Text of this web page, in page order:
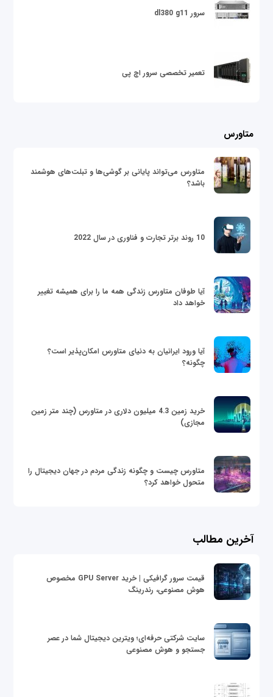
سرور dl380 g11
تعمیر تخصصی سرور اچ پی
متاورس
متاورس می‌تواند پایانی بر گوشی‌ها و تبلت‌های هوشمند
باشد؟
10 روند برتر تجارت و فناوری در سال 2022
آیا طوفان متاورس زندگی همه ما را برای همیشه تغییر
خواهد داد
آیا ورود ایرانیان به دنیای متاورس امکان‌پذیر است؟
چگونه؟
خرید زمین 4.3 میلیون دلاری در متاورس (چند متر زمین
مجازی)
متاورس چیست و چگونه زندگی مردم در جهان دیجیتال را
متحول خواهد کرد؟
آخرین مطالب
قیمت سرور گرافیکی | خرید GPU Server مخصوص
هوش مصنوعی، رندرینگ
سایت شرکتی حرفه‌ای؛ ویترین دیجیتال شما در عصر
جستجو و هوش مصنوعی